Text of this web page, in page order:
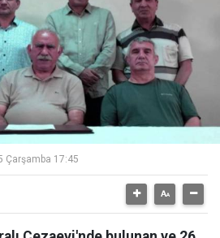
Çarşamba 17:45